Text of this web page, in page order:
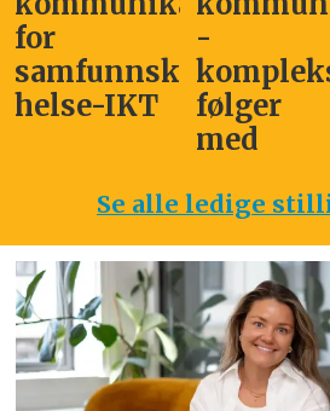
for
samfunnskritisk
helse-IKT
-
følger
med
Se alle ledige